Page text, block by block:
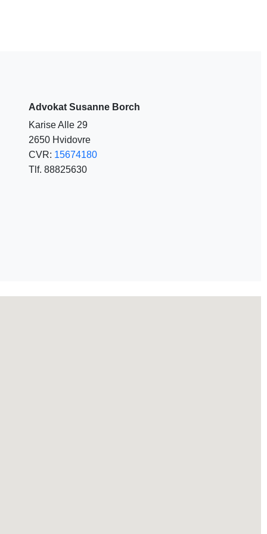
Advokat Susanne Borch
Karise Alle 29
2650 Hvidovre
CVR: 15674180
Tlf. 88825630